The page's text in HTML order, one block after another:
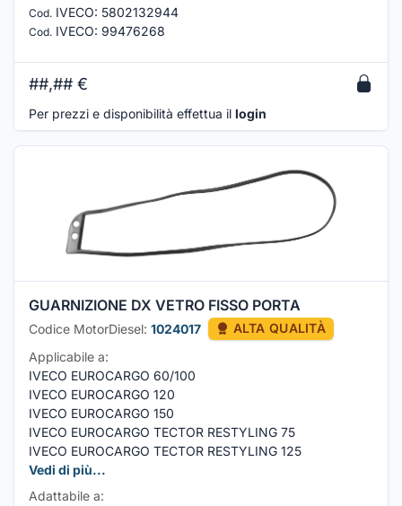
Cod. IVECO: 5802132944
Cod. IVECO: 99476268
##,## €
Per prezzi e disponibilità effettua il login
GUARNIZIONE DX VETRO FISSO PORTA
Codice MotorDiesel: 1024017
ALTA QUALITÀ
Applicabile a:
IVECO EUROCARGO 60/100
IVECO EUROCARGO 120
IVECO EUROCARGO 150
IVECO EUROCARGO TECTOR RESTYLING 75
IVECO EUROCARGO TECTOR RESTYLING 125
Vedi di più...
Adattabile a: